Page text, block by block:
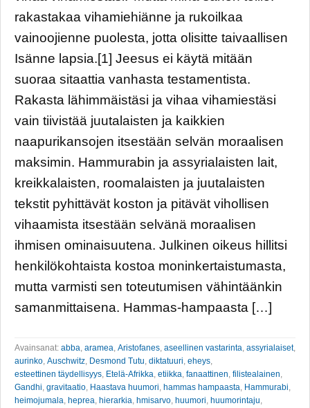
rakastakaa vihamiehiänne ja rukoilkaa
vainoojienne puolesta, jotta olisitte taivaallisen
Isänne lapsia.[1] Jeesus ei käytä mitään
suoraa sitaattia vanhasta testamentista.
Rakasta lähimmäistäsi ja vihaa vihamiestäsi
vain tiivistää juutalaisten ja kaikkien
naapurikansojen itsestään selvän moraalisen
maksimin. Hammurabin ja assyrialaisten lait,
kreikkalaisten, roomalaisten ja juutalaisten
tekstit pyhittävät koston ja pitävät vihollisen
vihaamista itsestään selvänä moraalisen
ihmisen ominaisuutena. Julkinen oikeus hillitsi
henkilökohtaista kostoa moninkertaistumasta,
mutta varmisti sen toteutumisen vähintäänkin
samanmittaisena. Hammas-hampaasta […]
Avainsanat: abba, aramea, Aristofanes, aseellinen vastarinta, assyrialaiset,
aurinko, Auschwitz, Desmond Tutu, diktatuuri, eheys,
esteettinen täydellisyys, Etelä-Afrikka, etiikka, fanaattinen, filistealainen,
Gandhi, gravitaatio, Haastava huumori, hammas hampaasta, Hammurabi,
heimojumala, heprea, hierarkia, hmisarvo, huumori, huumorintaju,